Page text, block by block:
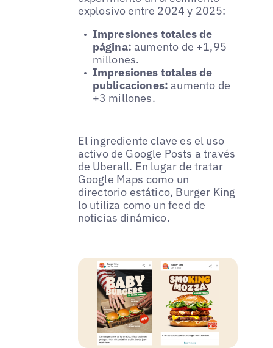
explosivo entre 2024 y 2025:
Impresiones totales de
página:aumento de +1,95
millones.
Impresiones totales de
publicaciones:aumento de
+3 millones.
El ingrediente clave es el uso
activo de Google Posts a través
de Uberall. En lugar de tratar
Google Maps como un
directorio estático, Burger King
lo utiliza como un feed de
noticias dinámico.